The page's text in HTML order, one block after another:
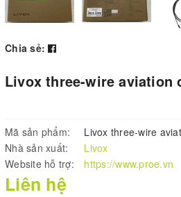
Chia sẻ:
Livox three-wire aviation
Mã sản phẩm:
Livox three-wire
Nhà sản xuất:
Livox
Website hỗ trợ:
https://www.proe.vn
Liên hệ